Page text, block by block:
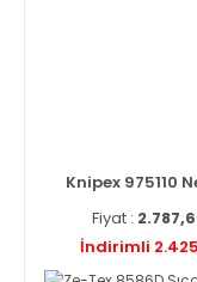
Knipex 975110
Fiyat :
İndirimli